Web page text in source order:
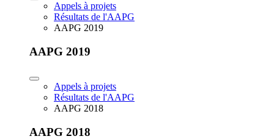
Appels à projets
Résultats de l'AAPG
AAPG 2019
AAPG 2019
Appels à projets
Résultats de l'AAPG
AAPG 2018
AAPG 2018